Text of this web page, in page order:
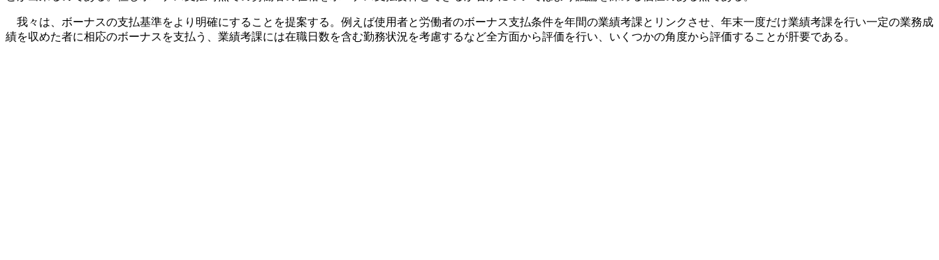
我々は、ボーナスの支払基準をより明確にすることを提案する。例えば使用者と労働者のボーナス支払条件を年間の業績考課とリンクさせ、年末一度だけ業績考課を行い一定の業務成
績を収めた者に相応のボーナスを支払う、業績考課には在職日数を含む勤務状況を考慮するなど全方面から評価を行い、いくつかの角度から評価することが肝要である。